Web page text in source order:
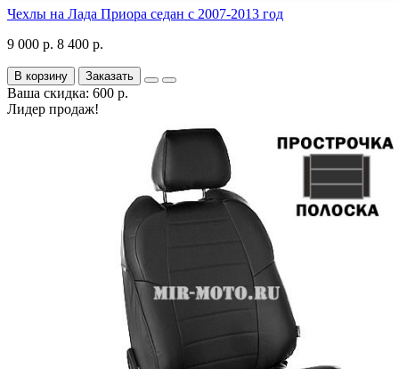
Чехлы на Лада Приора седан с 2007-2013 год
9 000 р. 8 400 р.
В корзину Заказать
Ваша скидка: 600 р.
Лидер продаж!